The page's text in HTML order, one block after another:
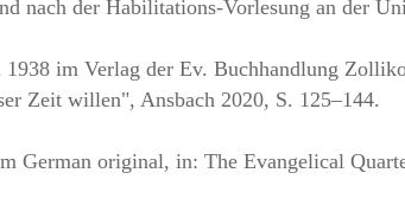
nach der Habilitations-Vorlesung an der
im Verlag der Ev. Buchhandlung
Zeit willen", Ansbach 2020, S. 125–144.
German original, in: The Evangelical